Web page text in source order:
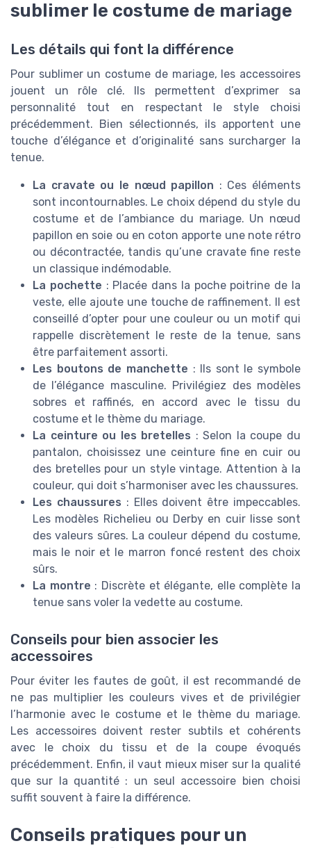
sublimer le costume de mariage
Les détails qui font la différence
Pour sublimer un costume de mariage, les accessoires
jouent un rôle clé. Ils permettent d’exprimer sa
personnalité tout en respectant le style choisi
précédemment. Bien sélectionnés, ils apportent une
touche d’élégance et d’originalité sans surcharger la
tenue.
La cravate ou le nœud papillon : Ces éléments
sont incontournables. Le choix dépend du style du
costume et de l’ambiance du mariage. Un nœud
papillon en soie ou en coton apporte une note rétro
ou décontractée, tandis qu’une cravate fine reste
un classique indémodable.
La pochette : Placée dans la poche poitrine de la
veste, elle ajoute une touche de raffinement. Il est
conseillé d’opter pour une couleur ou un motif qui
rappelle discrètement le reste de la tenue, sans
être parfaitement assorti.
Les boutons de manchette : Ils sont le symbole
de l’élégance masculine. Privilégiez des modèles
sobres et raffinés, en accord avec le tissu du
costume et le thème du mariage.
La ceinture ou les bretelles : Selon la coupe du
pantalon, choisissez une ceinture fine en cuir ou
des bretelles pour un style vintage. Attention à la
couleur, qui doit s’harmoniser avec les chaussures.
Les chaussures : Elles doivent être impeccables.
Les modèles Richelieu ou Derby en cuir lisse sont
des valeurs sûres. La couleur dépend du costume,
mais le noir et le marron foncé restent des choix
sûrs.
La montre : Discrète et élégante, elle complète la
tenue sans voler la vedette au costume.
Conseils pour bien associer les
accessoires
Pour éviter les fautes de goût, il est recommandé de
ne pas multiplier les couleurs vives et de privilégier
l’harmonie avec le costume et le thème du mariage.
Les accessoires doivent rester subtils et cohérents
avec le choix du tissu et de la coupe évoqués
précédemment. Enfin, il vaut mieux miser sur la qualité
que sur la quantité : un seul accessoire bien choisi
suffit souvent à faire la différence.
Conseils pratiques pour un